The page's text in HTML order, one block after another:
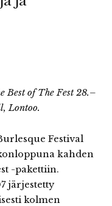
Best of The Fest 28.–
Lontoo.
Festival
kahden
-pakettiin.
järjestetty
kolmen